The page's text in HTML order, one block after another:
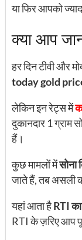
या फिर आपको
क्या आप
हर दिन टीवी और
today gold
लेकिन इन रेट्स में
दुकानदार 1
हैं।
कुछ मामलों मेंसोना
जाते हैं, तब असली
यहां आता हैRTI
RTI के ज़रिए आप